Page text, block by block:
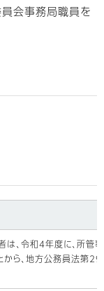
会事務局職員を
は、令和4年度に、所管
から、地方公務員法第